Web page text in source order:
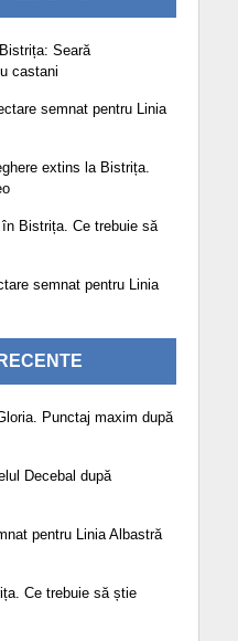
Seară
castani
semnat pentru Linia
extins la Bistrița.
Bistrița. Ce trebuie să
semnat pentru Linia
Punctaj maxim după
Decebal după
pentru Linia Albastră
Ce trebuie să știe